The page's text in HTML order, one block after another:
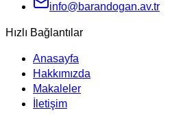
info@barandogan.av.tr
Hızlı Bağlantılar
Anasayfa
Hakkımızda
Makaleler
İletişim